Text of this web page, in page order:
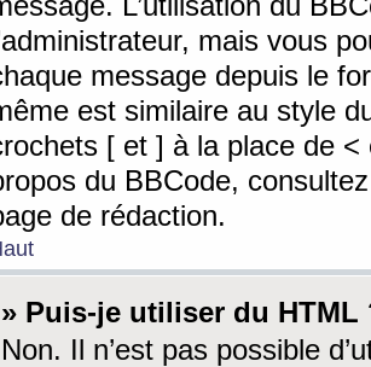
mais vous
message depuis le
est similaire au style
[ et ] à la place de <
du BBCode,
de rédaction.
» Puis-je utiliser du HTML
Non. Il n’est pas possible